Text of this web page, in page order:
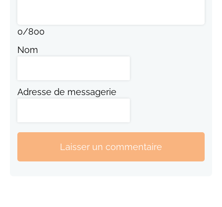
0/800
Nom
Adresse de messagerie
Laisser un commentaire